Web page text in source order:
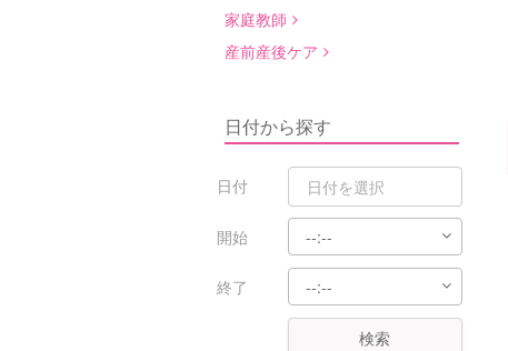
家庭教師
産前産後ケア
日付から探す
日付
開始
終了
検索